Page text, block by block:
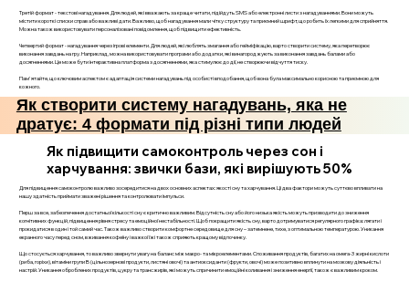
Третій формат - текстові нагадування. Для людей, які вважають за краще читати, підійдуть SMS або електронні листи з нагадуваннями. Вони можуть
містити короткі списки справ або важливі дати. Важливо, щоб нагадування мали чітку структуру та приємний шрифт, що робить їх легкими для сприйняття.
Можна також використовувати персоналізовані повідомлення, щоб підвищити ефективність.
Четвертий формат - нагадування через ігрові елементи. Для людей, які люблять змагання або гейміфікацію, варто створити систему, яка перетворює
виконання завдань на гру. Наприклад, можна використовувати програми або додатки, які винагороджують за виконання завдань балами або
досягненнями. Це може бути інтерактивна платформа з досягненнями, яка стимулює до дії, не створюючи відчуття тиску.
Пам'ятайте, що ключовим аспектом є адаптація системи нагадувань під особисті вподобання, щоб вона була максимально корисною та приємною для
кожного.
Як створити систему нагадувань, яка не
дратує: 4 формати під різні типи людей
Як підвищити самоконтроль через сон і
харчування: звички бази, які вирішують 50%
Для підвищення самоконтролю важливо зосередитися на двох основних аспектах: якості сну та харчування. Ці два фактори можуть суттєво впливати на
нашу здатність приймати зважені рішення та контролювати імпульси.
Перш за все, забезпечення достатньої кількості сну є критично важливим. Відсутність сну або його низька якість можуть призводити до зниження
когнітивних функцій, підвищення рівня стресу та емоційної нестабільності. Щоб покращити якість сну, варто дотримуватися регулярного графіка: лягати і
прокидатися в один і той самий час. Також важливо створити комфортне середовище для сну – затемнене, тихе, з оптимальною температурою. Уникання
екранного часу перед сном, вживання кофеїну і важкої їжі також сприяють кращому відпочинку.
Що стосується харчування, то важливо звернути увагу на баланс між макро- та мікроелементами. Споживання продуктів, багатих на омега-3 жирні кислоти
(риба, горіхи), вітаміни групи B (цільнозернові продукти, листяні овочі) та антиоксиданти (фрукти, овочі) може позитивно вплинути на мозкову діяльність і
настрій. Уникання оброблених продуктів, цукру та трансжирів, які можуть спричинити емоційні коливання і зниження енергії, також є важливим кроком.